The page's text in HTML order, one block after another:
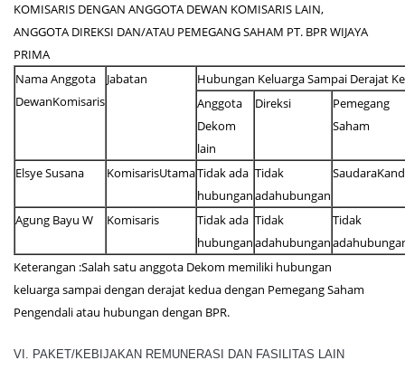
KOMISARIS DENGAN ANGGOTA DEWAN KOMISARIS LAIN,
ANGGOTA DIREKSI DAN/ATAU PEMEGANG SAHAM PT. BPR WIJAYA
PRIMA
Nama Anggota
DewanKomisaris
Jabatan
Hubungan Keluarga Sampai Derajat
Anggota
Dekom
lain
Direksi
Pemegang
Saham
Elsye Susana KomisarisUtamaTidak ada
hubungan
Tidak
adahubungan
Agung Bayu W Komisaris
Tidak ada
hubungan
Tidak
adahubungan
Tidak
Keterangan :Salah satu anggota Dekom memiliki hubungan
keluarga sampai dengan derajat kedua dengan Pemegang Saham
Pengendali atau hubungan dengan BPR.
VI. PAKET/KEBIJAKAN REMUNERASI DAN FASILITAS LAIN